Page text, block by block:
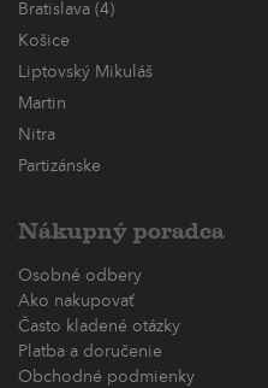
Bratislava (4)
Košice
Liptovský Mikuláš
Martin
Nitra
Partizánske
Nákupný poradca
Osobné odbery
Ako nakupovať
Často kladené otázky
Platba a doručenie
Obchodné podmienky